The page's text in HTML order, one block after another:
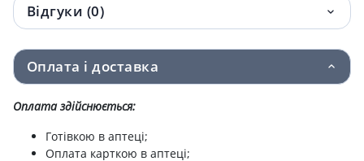
Відгуки (0)
Оплата і доставка
Оплата здійснюється:
Готівкою в аптеці;
Оплата карткою в аптеці;